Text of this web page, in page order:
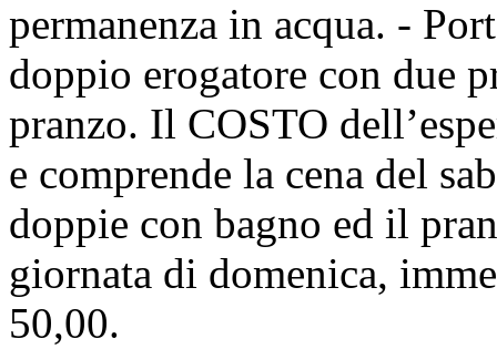
permanenza in acqua. -
doppio erogatore con due
pranzo. Il COSTO
e comprende la cena del
doppie con bagno ed il
giornata di domenica,
50,00.